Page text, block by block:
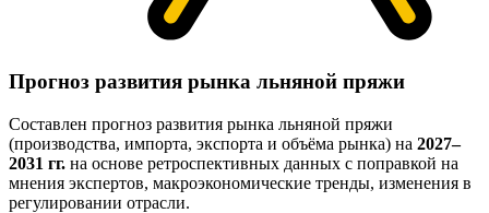
Прогноз развития рынка льняной пряжи
Составлен прогноз развития рынка льняной пряжи
(производства, импорта, экспорта и объёма рынка) на 2027–
2031 гг. на основе ретроспективных данных с поправкой на
мнения экспертов, макроэкономические тренды, изменения в
регулировании отрасли.